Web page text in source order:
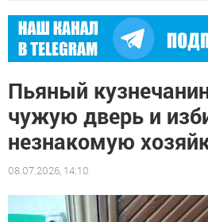
Пьяный
чужую дверь и
незнакомую
08.07.2026, 14:10